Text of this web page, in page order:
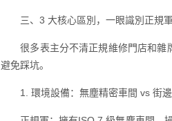
三、3 大核心區別，一眼識別正規
很多表主分不清正規維修門店和雜
避免踩坑。
1. 環境設備：無塵精密車間 vs 街